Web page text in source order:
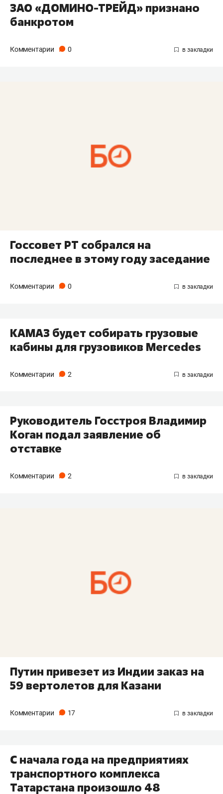
ЗАО «ДОМИНО-ТРЕЙД» признано
банкротом
Комментарии 0
Госсовет РТ собрался на
последнее в этому году заседание
Комментарии 0
КАМАЗ будет собирать грузовые
кабины для грузовиков Mercedes
Комментарии 2
Руководитель Госстроя Владимир
Коган подал заявление об
отставке
Комментарии 2
Путин привезет из Индии заказ на
59 вертолетов для Казани
Комментарии 17
С начала года на предприятиях
транспортного комплекса
Татарстана произошло 48